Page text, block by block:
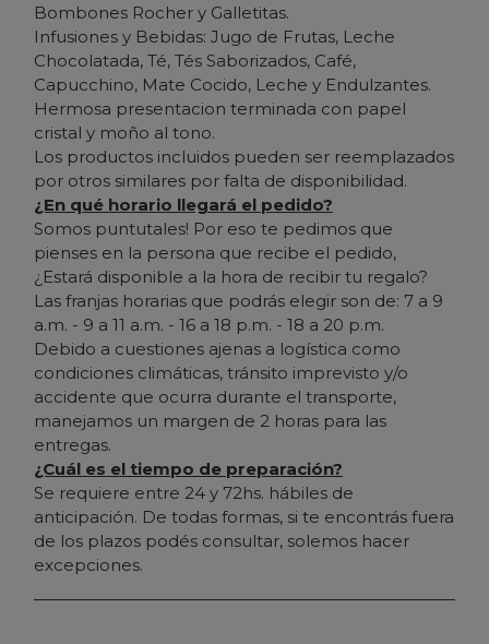
Bombones Rocher y Galletitas.
Infusiones y Bebidas: Jugo de Frutas, Leche
Chocolatada, Té, Tés Saborizados, Café,
Capucchino, Mate Cocido, Leche y Endulzantes.
Hermosa presentacion terminada con papel
cristal y moño al tono.
Los productos incluidos pueden ser reemplazados
por otros similares por falta de disponibilidad.
¿En qué horario llegará el pedido?
Somos puntutales! Por eso te pedimos que
pienses en la persona que recibe el pedido,
¿Estará disponible a la hora de recibir tu regalo?
Las franjas horarias que podrás elegir son de: 7 a 9
a.m. - 9 a 11 a.m. - 16 a 18 p.m. - 18 a 20 p.m.
Debido a cuestiones ajenas a logística como
condiciones climáticas, tránsito imprevisto y/o
accidente que ocurra durante el transporte,
manejamos un margen de 2 horas para las
entregas.
¿Cuál es el tiempo de preparación?
Se requiere entre 24 y 72hs. hábiles de
anticipación. De todas formas, si te encontrás fuera
de los plazos podés consultar, solemos hacer
excepciones.